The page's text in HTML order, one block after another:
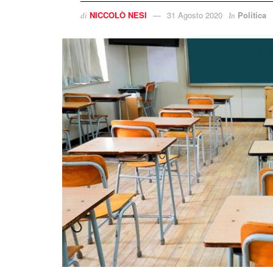
di NICCOLÒ NESI 31 Agosto 2020 In Politica